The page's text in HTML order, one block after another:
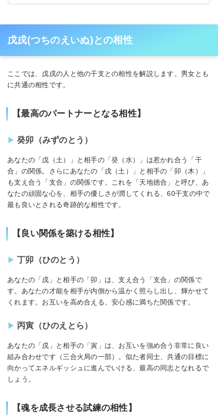
戊戌(つちのえいぬ)との相性
ここでは、戊戌の人と他の干支との相性を解説します。男女とも
に共通の相性です。
【最高のパートナーとなる相性】
癸卯（みずのとう）
あなたの「戊（土）」と相手の「癸（水）」は惹かれ合う「干
合」の関係。さらにあなたの「戌（土）」と相手の「卯（木）」
も支え合う「支合」の関係です。これを「天地徳合」と呼び、あ
なたの頑固な心を、相手の優しさが潤してくれる、60干支の中で
最も良いとされる奇跡的な相性です。
【良い関係を築ける相性】
丁卯（ひのとう）
あなたの「戌」と相手の「卯」は、支え合う「支合」の関係で
す。あなたの才能を相手が内側から温かく照らし出し、輝かせて
くれます。お互いを高め合える、安心感に満ちた関係です。
丙寅（ひのえとら）
あなたの「戌」と相手の「寅」は、お互いを強め合う非常に良い
組み合わせです（三合火局の一部）。似た者同士、共通の目標に
向かってエネルギッシュに進んでいける、最高の同志となれるで
しょう。
【魂を成長させる試練の相性】